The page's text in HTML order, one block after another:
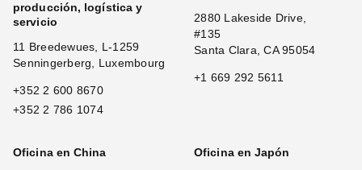
producción, logística y
servicio
11 Breedewues, L-1259
Senningerberg, Luxembourg
+352 2 600 8670
+352 2 786 1074
2880 Lakeside Drive,
#135
Santa Clara, CA 95054
+1 669 292 5611
Oficina en China
Oficina en Japón